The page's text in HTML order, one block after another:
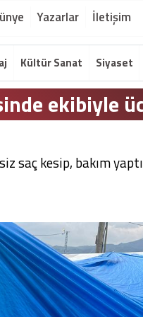
Yazarlar İletişim
Kültür Sanat Siyaset
ekibiyle
saç kesip, bakım